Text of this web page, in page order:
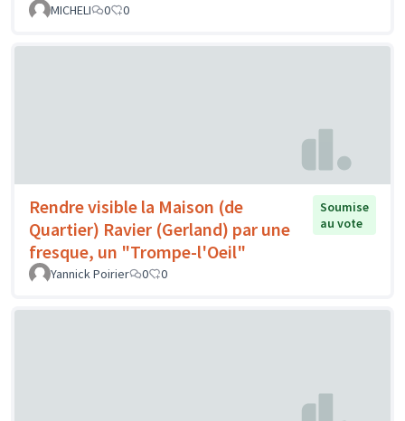
MICHELI 0 0
Rendre visible la Maison (de
Quartier) Ravier (Gerland) par une
fresque, un "Trompe-l'Oeil"
Soumise
au vote
Yannick Poirier 0 0